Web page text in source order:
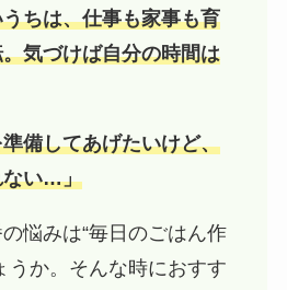
ちは、仕事も家事も育
気づけば自分の時間は
備してあげたいけど、
ない…」
悩みは“毎日のごはん作
うか。そんな時におすす